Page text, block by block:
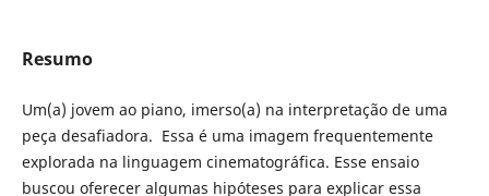
Resumo
Um(a) jovem ao piano, imerso(a) na interpretação de uma
peça desafiadora. Essa é uma imagem frequentemente
explorada na linguagem cinematográfica. Esse ensaio
buscou oferecer algumas hipóteses para explicar essa